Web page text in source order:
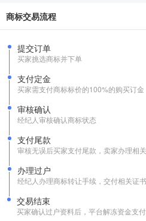
商标交易流程
提交订单
买家挑选商标并下单
支付定金
买家需支付商标标价的100%的购买订金
审核确认
经纪人审核确认商标状态
支付尾款
审核无误后买家支付尾款，卖家办理相
办理过户
经纪人办理商标转让手续，交付相关证书
交易结束
买家确认过户资料后，平台解冻资金支